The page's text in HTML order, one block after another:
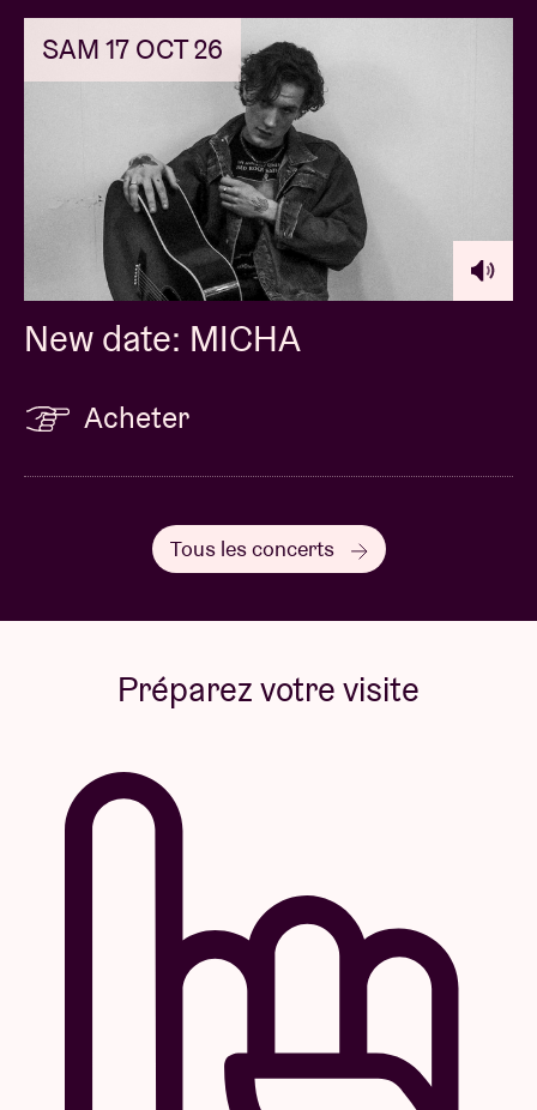
SAM 17 OCT 26
New date: MICHA
Acheter
Tous les concerts
Préparez votre visite